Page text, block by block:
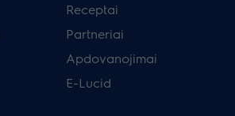
Receptai
Partneriai
Apdovanojimai
E-Lucid